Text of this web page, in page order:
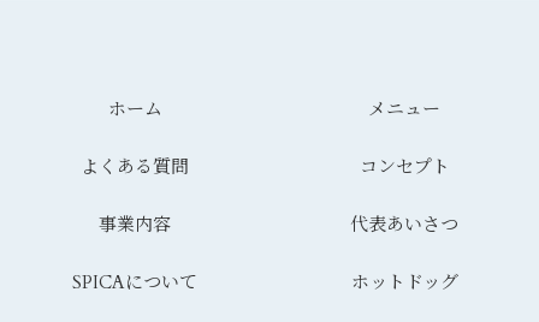
ホーム メニュー
よくある質問 コンセプト
事業内容 代表あいさつ
SPICAについて ホットドッグ